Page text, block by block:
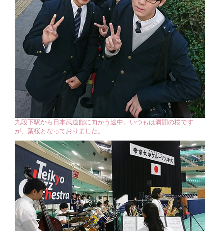
九段下駅から日本武道館に向かう途中。いつもは満開の桜です
が、葉桜となっておりました。